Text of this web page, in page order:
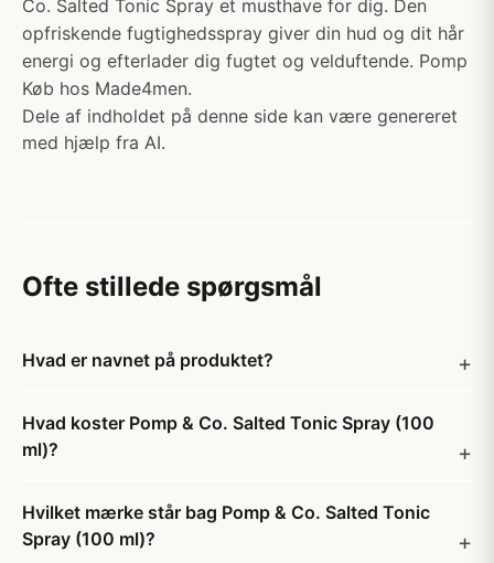
Co. Salted Tonic Spray et musthave for dig. Den
opfriskende fugtighedsspray giver din hud og dit hår
energi og efterlader dig fugtet og velduftende. Pomp
Køb hos Made4men.
Dele af indholdet på denne side kan være genereret
med hjælp fra AI.
Ofte stillede spørgsmål
Hvad er navnet på produktet?
Hvad koster Pomp & Co. Salted Tonic Spray (100
ml)?
Hvilket mærke står bag Pomp & Co. Salted Tonic
Spray (100 ml)?